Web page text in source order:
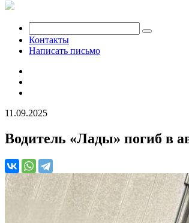
Контакты
Написать письмо
11.09.2025
Водитель «Лады» погиб в